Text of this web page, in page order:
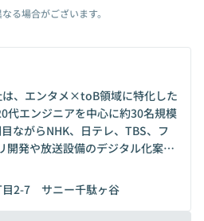
る場合がございます。
は、エンタメ×toB領域に特化した
代エンジニアを中心に約30名規模
ながらNHK、日テレ、TBS、フ
開発や放送設備のデジタル化案件
持っています。2025年度には
本のみで活動してきた中で、業
ーチャル広告生成AI、番組制
目2-7 サニー千駄ヶ谷